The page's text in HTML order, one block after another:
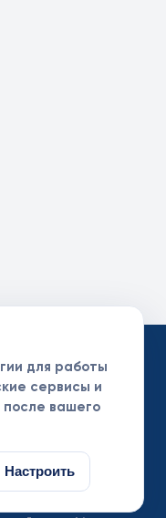
для работы
сервисы и
после вашего
Настроить